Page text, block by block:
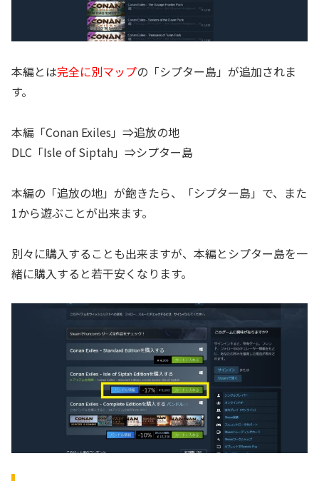
本編とは完全に別マップの「シプター島」が追加されま
す。
本編「Conan Exiles」⇒追放の地
DLC「Isle of Siptah」⇒シプター島
本編の「追放の地」が飽きたら、「シプター島」で、また
1から遊ぶことが出来ます。
別々に購入することも出来ますが、本編とシプター島を一
緒に購入すると若干安くなります。